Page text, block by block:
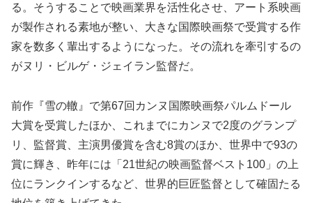
る。そうすることで映画業界を活性化させ、アート系映画
が製作される素地が整い、大きな国際映画祭で受賞する作
家を数多く輩出するようになった。その流れを牽引するの
がヌリ・ビルゲ・ジェイラン監督だ。
前作『雪の轍』で第67回カンヌ国際映画祭パルムドール
大賞を受賞したほか、これまでにカンヌで2度のグランプ
リ、監督賞、主演男優賞を含む8賞のほか、世界中で93の
賞に輝き、昨年には「21世紀の映画監督ベスト100」の上
位にランクインするなど、世界的巨匠監督として確固たる